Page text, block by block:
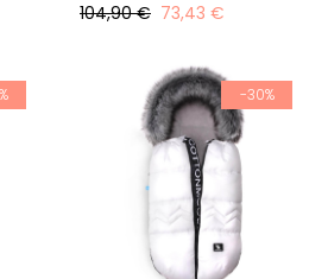
73,43 €
104,90 €
-30%